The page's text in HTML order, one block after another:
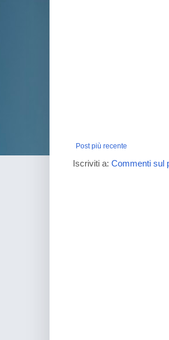
Post più recente
Iscriviti a: Commenti sul